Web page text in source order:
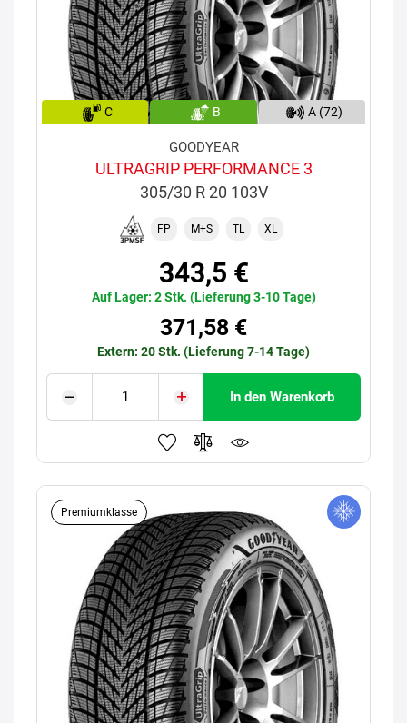
C B A (72)
GOODYEAR
ULTRAGRIP PERFORMANCE 3
305/30 R 20 103V
FP M+S TL XL
343,5 €
Auf Lager: 2 Stk. (Lieferung 3-10 Tage)
371,58 €
Extern: 20 Stk. (Lieferung 7-14 Tage)
In den Warenkorb
Premiumklasse